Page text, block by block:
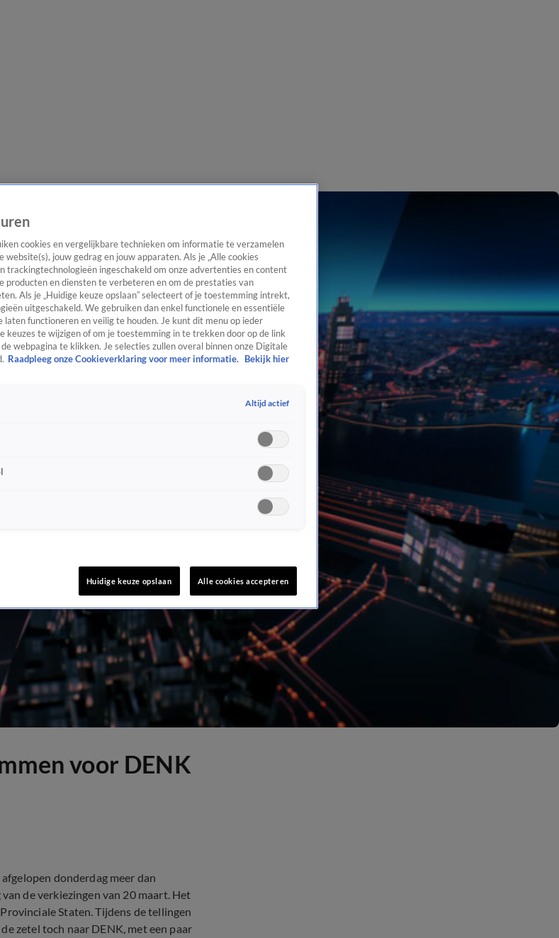
voor DENK
donderdag meer dan
de verkiezingen van 20 maart. Het
Staten. Tijdens de tellingen
zetel toch naar DENK, met een paar
cookies en vergelijkbare technieken om informatie te verzamelen
website(s), jouw gedrag en jouw apparaten. Als je „Alle cookies
trackingtechnologieën ingeschakeld om onze advertenties en content
producten en diensten te verbeteren en om de prestaties van
Als je „Huidige keuze opslaan” selecteert of je toestemming intrekt,
uitgeschakeld. We gebruiken dan enkel functionele en essentiële
laten functioneren en veilig te houden. Je kunt dit menu op ieder
keuzes te wijzigen of om je toestemming in te trekken door op de link
webpagina te klikken. Je selecties zullen overal binnen onze Digitale
Raadpleeg onze Cookieverklaring voor meer informatie.
Bekijk hier
Altijd actief
Huidige keuze opslaan Alle cookies accepteren